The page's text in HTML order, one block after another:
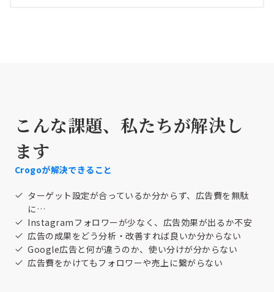
こんな課題、私たちが解決し
ます
Crogoが解決できること
ターゲット設定が合っているか分からず、広告費を無駄
に…
Instagramフォロワーが少なく、広告効果が出るか不安
広告の成果をどう分析・改善すれば良いか分からない
Google広告と何が違うのか、使い分けが分からない
広告費をかけてもフォロワーや売上に繋がらない